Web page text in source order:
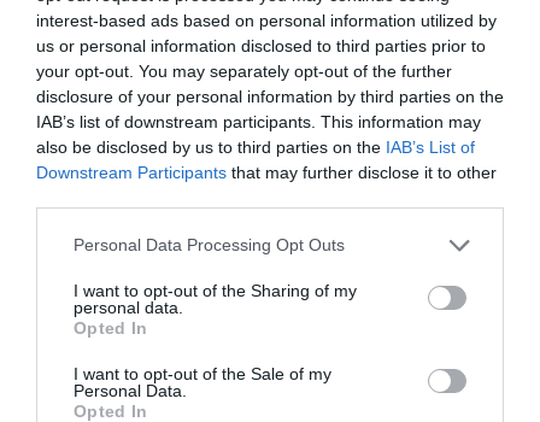
interest-based ads based on personal information utilized by
us or personal information disclosed to third parties prior to
your opt-out. You may separately opt-out of the further
disclosure of your personal information by third parties on the
IAB’s list of downstream participants. This information may
also be disclosed by us to third parties on the IAB’s List of
Downstream Participants that may further disclose it to other
Personal Data Processing Opt Outs
I want to opt-out of the Sharing of my
personal data.
Opted In
I want to opt-out of the Sale of my
Personal Data.
Opted In